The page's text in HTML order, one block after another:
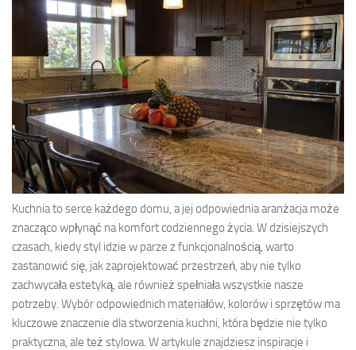
Kuchnia to serce każdego domu, a jej odpowiednia aranżacja może
znacząco wpłynąć na komfort codziennego życia. W dzisiejszych
czasach, kiedy styl idzie w parze z funkcjonalnością, warto
zastanowić się, jak zaprojektować przestrzeń, aby nie tylko
zachwycała estetyką, ale również spełniała wszystkie nasze
potrzeby. Wybór odpowiednich materiałów, kolorów i sprzętów ma
kluczowe znaczenie dla stworzenia kuchni, która będzie nie tylko
praktyczna, ale też stylowa. W artykule znajdziesz inspiracje i